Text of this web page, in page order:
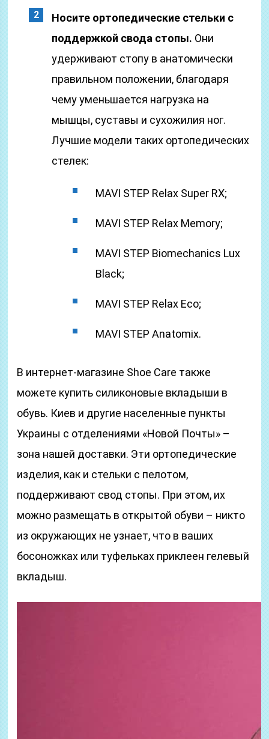
Носите ортопедические стельки с
поддержкой свода стопы. Они
удерживают стопу в анатомически
правильном положении, благодаря
чему уменьшается нагрузка на
мышцы, суставы и сухожилия ног.
Лучшие модели таких ортопедических
стелек:
MAVI STEP Relax Super RX;
MAVI STEP Relax Memory;
MAVI STEP Biomechanics Lux
Black;
MAVI STEP Relax Eco;
MAVI STEP Anatomix.
В интернет-магазине Shoe Care также
можете купить силиконовые вкладыши в
обувь. Киев и другие населенные пункты
Украины с отделениями «Новой Почты» –
зона нашей доставки. Эти ортопедические
изделия, как и стельки с пелотом,
поддерживают свод стопы. При этом, их
можно размещать в открытой обуви – никто
из окружающих не узнает, что в ваших
босоножках или туфельках приклеен гелевый
вкладыш.